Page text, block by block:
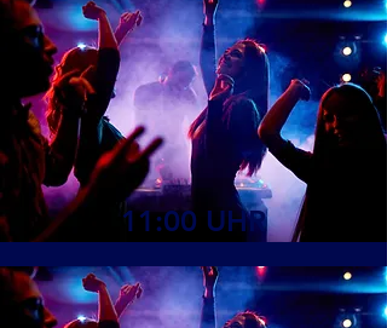
11:00 UHR